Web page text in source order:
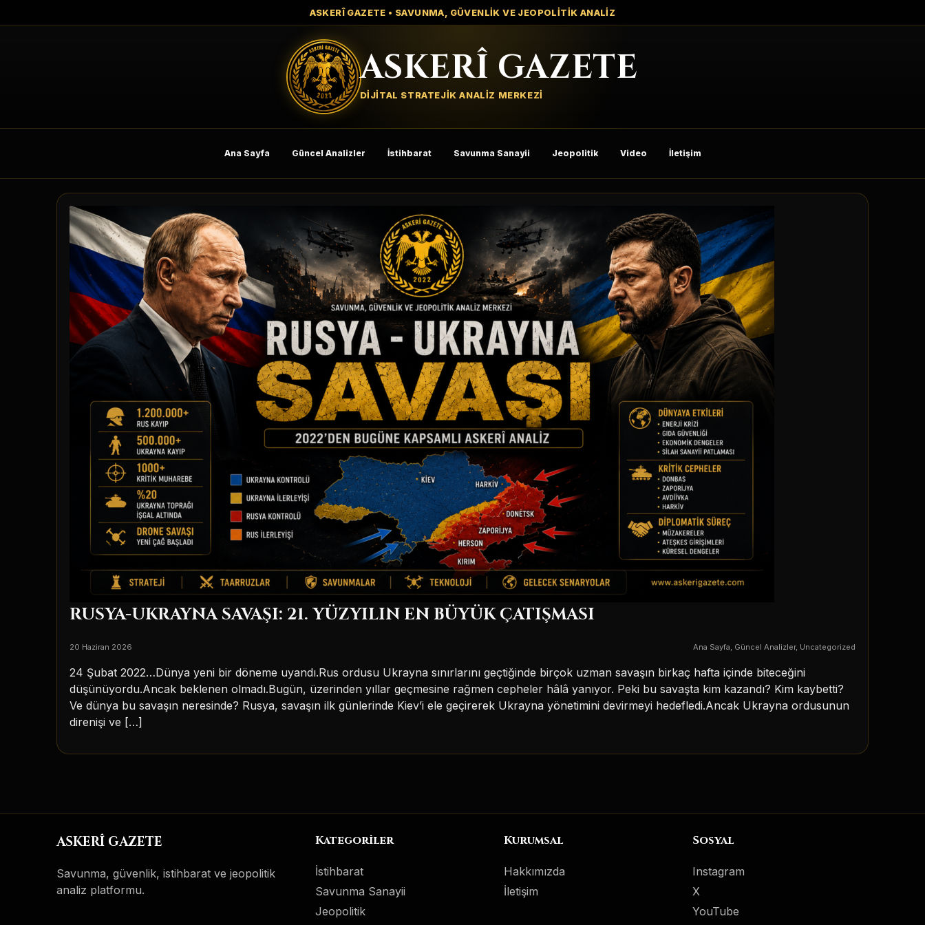
ASKERÎ GAZETE • SAVUNMA, GÜVENLİK VE JEOPOLİTİK ANALİZ
ASKERÎ GAZETE
DİJİTAL STRATEJİK ANALİZ MERKEZİ
Ana Sayfa Güncel Analizler İstihbarat Savunma Sanayii Jeopolitik Video İletişim
RUSYA-UKRAYNA SAVAŞI: 21. YÜZYILIN EN BÜYÜK ÇATIŞMASI
20 Haziran 2026 Ana Sayfa, Güncel Analizler, Uncategorized
24 Şubat 2022…Dünya yeni bir döneme uyandı.Rus ordusu Ukrayna sınırlarını geçtiğinde birçok uzman savaşın birkaç hafta içinde biteceğini
düşünüyordu.Ancak beklenen olmadı.Bugün, üzerinden yıllar geçmesine rağmen cepheler hâlâ yanıyor. Peki bu savaşta kim kazandı? Kim kaybetti?
Ve dünya bu savaşın neresinde? Rusya, savaşın ilk günlerinde Kiev’i ele geçirerek Ukrayna yönetimini devirmeyi hedefledi.Ancak Ukrayna ordusunun
direnişi ve […]
ASKERÎ GAZETE
Savunma, güvenlik, istihbarat ve jeopolitik
analiz platformu.
Kategoriler
İstihbarat
Savunma Sanayii
Jeopolitik
Kurumsal
Hakkımızda
İletişim
Sosyal
Instagram
X
YouTube